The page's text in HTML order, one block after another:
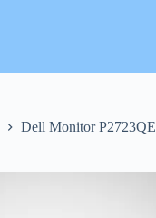
Dell Monitor P2723QE